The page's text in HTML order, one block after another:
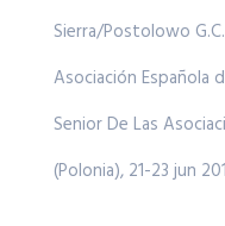
Sierra/Postolowo
Asociación Española
Senior De Las
(Polonia), 21-23 jun